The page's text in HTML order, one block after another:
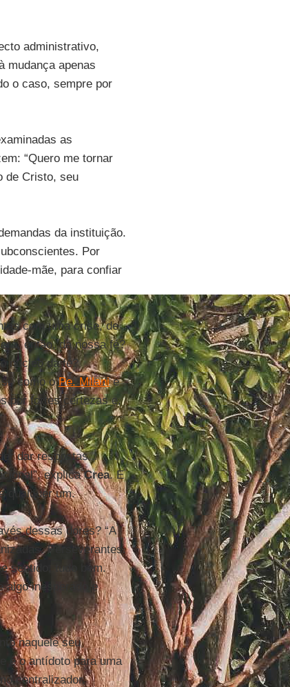
administrativo,
mudança apenas
o caso, sempre por
as
“Quero me tornar
de Cristo, seu
da instituição.
Por
mãe, para confiar
com uma crise, de
então, da nossa fé?
núcleo da fé?
si, como oPe. Milanie
por fortes certezas e,
dar respostas
explicaCrea. E
qualquer um.
dessas dores? “A
Perseverantes.
sentido, tudo bem.
algo inesperado e
naquele seu
é o antídoto para uma
centralizador.